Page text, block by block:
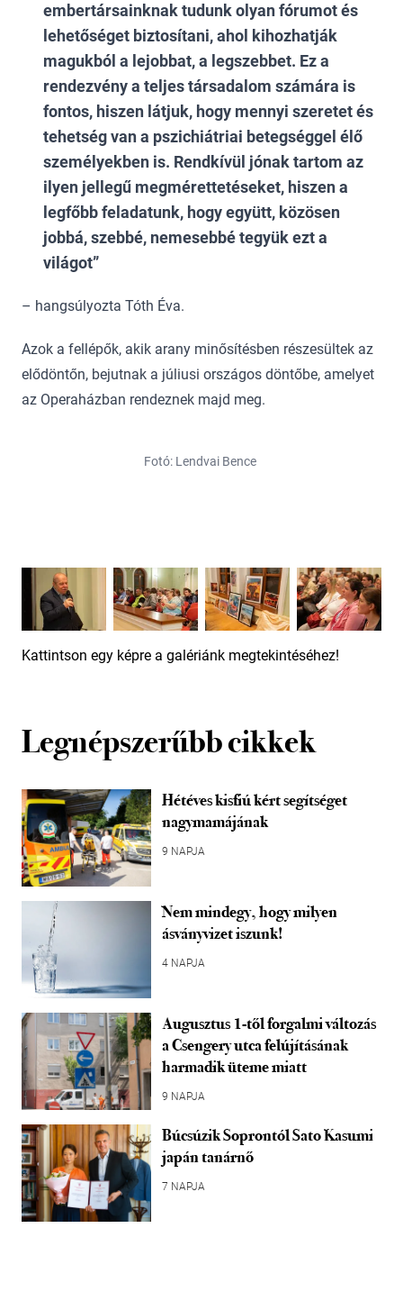
embertársainknak tudunk olyan fórumot és
lehetőséget biztosítani, ahol kihozhatják
magukból a lejobbat, a legszebbet. Ez a
rendezvény a teljes társadalom számára is
fontos, hiszen látjuk, hogy mennyi szeretet és
tehetség van a pszichiátriai betegséggel élő
személyekben is. Rendkívül jónak tartom az
ilyen jellegű megmérettetéseket, hiszen a
legfőbb feladatunk, hogy együtt, közösen
jobbá, szebbé, nemesebbé tegyük ezt a
világot
– hangsúlyozta Tóth Éva.
Azok a fellépők, akik arany minősítésben részesültek az
elődöntőn, bejutnak a júliusi országos döntőbe, amelyet
az Operaházban rendeznek majd meg.
Fotó: Lendvai Bence
Kattintson egy képre a galériánk megtekintéséhez!
Legnépszerűbb cikkek
Hétéves kisfiú kért segítséget
nagymamájának
9 NAPJA
Nem mindegy, hogy milyen
ásványvizet iszunk!
4 NAPJA
Augusztus 1-től forgalmi változás
a Csengery utca felújításának
harmadik üteme miatt
9 NAPJA
Búcsúzik Soprontól Sato Kasumi
japán tanárnő
7 NAPJA